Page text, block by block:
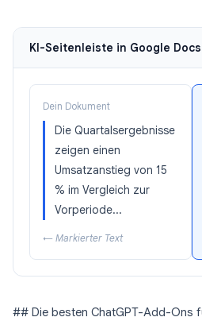
KI-Seitenleiste in Google Docs
Dein Dokument
Die Quartalsergebnisse
zeigen einen
Umsatzanstieg von 15
% im Vergleich zur
Vorperiode...
← Markierter Text
## Die besten ChatGPT-Add-Ons